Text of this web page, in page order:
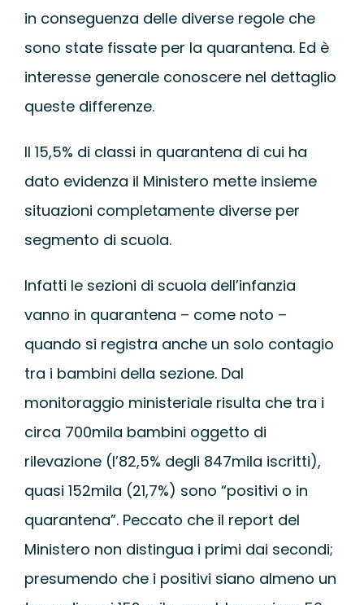
in conseguenza delle diverse regole che
sono state fissate per la quarantena. Ed è
interesse generale conoscere nel dettaglio
queste differenze.
Il 15,5% di classi in quarantena di cui ha
dato evidenza il Ministero mette insieme
situazioni completamente diverse per
segmento di scuola.
Infatti le sezioni di scuola dell’infanzia
vanno in quarantena – come noto –
quando si registra anche un solo contagio
tra i bambini della sezione. Dal
monitoraggio ministeriale risulta che tra i
circa 700mila bambini oggetto di
rilevazione (l’82,5% degli 847mila iscritti),
quasi 152mila (21,7%) sono “positivi o in
quarantena”. Peccato che il report del
Ministero non distingua i primi dai secondi;
presumendo che i positivi siano almeno un